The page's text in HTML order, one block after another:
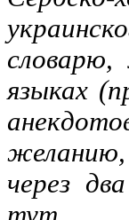
словарю,
языках
через